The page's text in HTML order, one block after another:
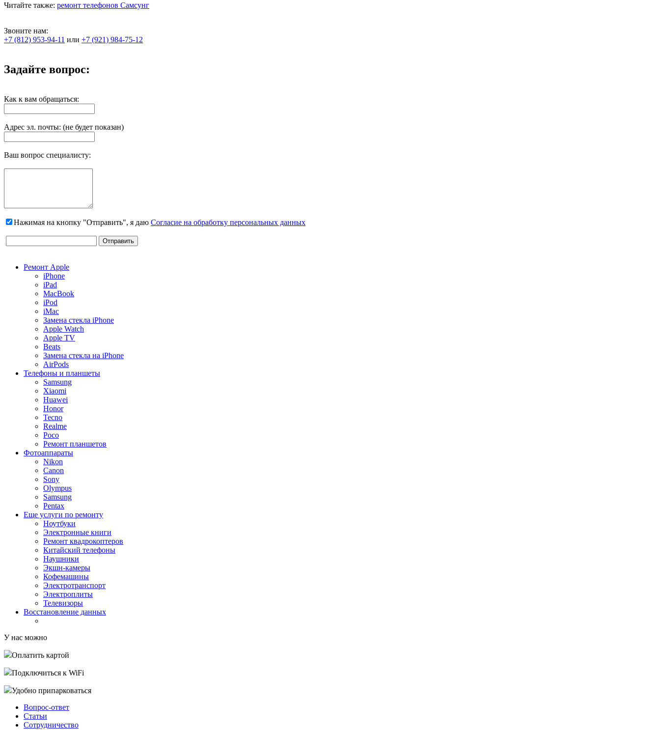
Читайте также: ремонт телефонов Самсунг
Звоните нам:
+7 (812) 953-94-11 или +7 (921) 984-75-12
Задайте вопрос:
Как к вам обращаться:
Адрес эл. почты: (не будет показан)
Ваш вопрос специалисту:
Нажимая на кнопку "Отправить", я даю Согласие на обработку персональных данных
Ремонт Apple
iPhone
iPad
MacBook
iPod
iMac
Замена стекла iPhone
Apple Watch
Apple TV
Beats
Замена стекла на iPhone
AirPods
Телефоны и планшеты
Samsung
Xiaomi
Huawei
Honor
Tecno
Realme
Poco
Ремонт планшетов
Фотоаппараты
Nikon
Canon
Sony
Olympus
Samsung
Pentax
Еще услуги по ремонту
Ноутбуки
Электронные книги
Ремонт квадрокоптеров
Китайский телефоны
Наушники
Экшн-камеры
Кофемашины
Электротранспорт
Электроплиты
Телевизоры
Восстановление данных
У нас можно
Оплатить картой
Подключиться к WiFi
Удобно припарковаться
Вопрос-ответ
Статьи
Сотрудничество